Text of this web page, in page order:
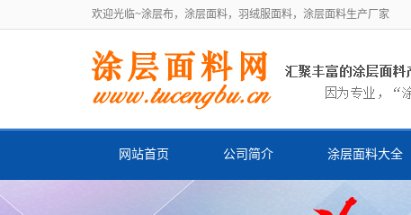
欢迎光临~涂层布，涂层面料，羽绒服面料，涂层面料生产厂家
网站首页 公司简介 涂层面料大全